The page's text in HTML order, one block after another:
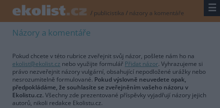
/ publicistika / názory a komentáře ☰
Názory a komentáře
Pokud chcete v této rubrice zveřejnit svůj názor, pošlete nám ho na
ekolist@ekolist.cz nebo využijte formulář Přidat názor. Vyhrazujeme si
právo nezveřejnit názory vulgární, obsahující nepodložené urážky nebo
nesrozumitelně formulované. Pokud výslovně neuvedete opak,
předpokládáme, že souhlasíte se zveřejněním vašeho názoru v
Ekolistu.cz. Všechny zde prezentované příspěvky vyjadřují názory jejich
autorů, nikoli redakce Ekolistu.cz.